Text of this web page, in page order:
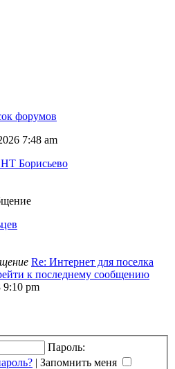
форумов
7:48 am
Борисьево
Re: Интернет для поселка
к последнему сообщению
pm
Пароль:
| Запомнить меня